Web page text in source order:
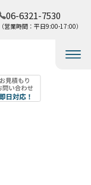
06-6321-7530
（営業時間：平日9:00-17:00）